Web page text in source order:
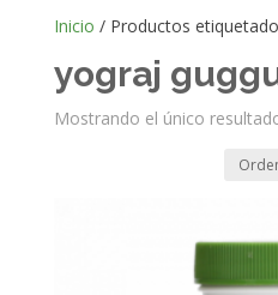
Inicio / Productos
yograj
Mostrando el único